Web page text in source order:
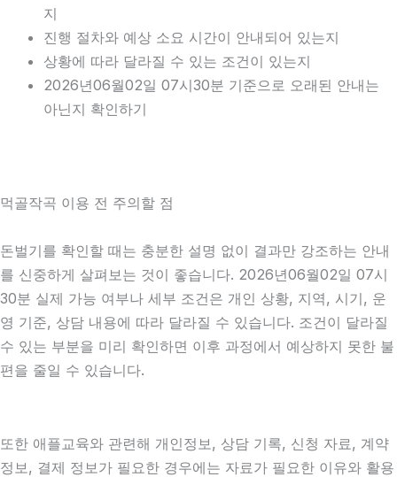
지
진행 절차와 예상 소요 시간이 안내되어 있는지
상황에 따라 달라질 수 있는 조건이 있는지
2026년06월02일 07시30분 기준으로 오래된 안내는
아닌지 확인하기
먹골작곡 이용 전 주의할 점
돈벌기를 확인할 때는 충분한 설명 없이 결과만 강조하는 안내
를 신중하게 살펴보는 것이 좋습니다. 2026년06월02일 07시
30분 실제 가능 여부나 세부 조건은 개인 상황, 지역, 시기, 운
영 기준, 상담 내용에 따라 달라질 수 있습니다. 조건이 달라질
수 있는 부분을 미리 확인하면 이후 과정에서 예상하지 못한 불
편을 줄일 수 있습니다.
또한 애플교육와 관련해 개인정보, 상담 기록, 신청 자료, 계약
정보, 결제 정보가 필요한 경우에는 자료가 필요한 이유와 활용